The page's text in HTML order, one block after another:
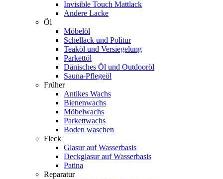
Invisible Touch Mattlack
Andere Lacke
Öl
Möbelöl
Schellack und Politur
Teaköl und Versiegelung
Parkettöl
Dänisches Öl und Outdooröl
Sauna-Pflegeöl
Früher
Antikes Wachs
Bienenwachs
Möbelwachs
Parkettwachs
Boden waschen
Fleck
Glasur auf Wasserbasis
Deckglasur auf Wasserbasis
Patina
Reparatur